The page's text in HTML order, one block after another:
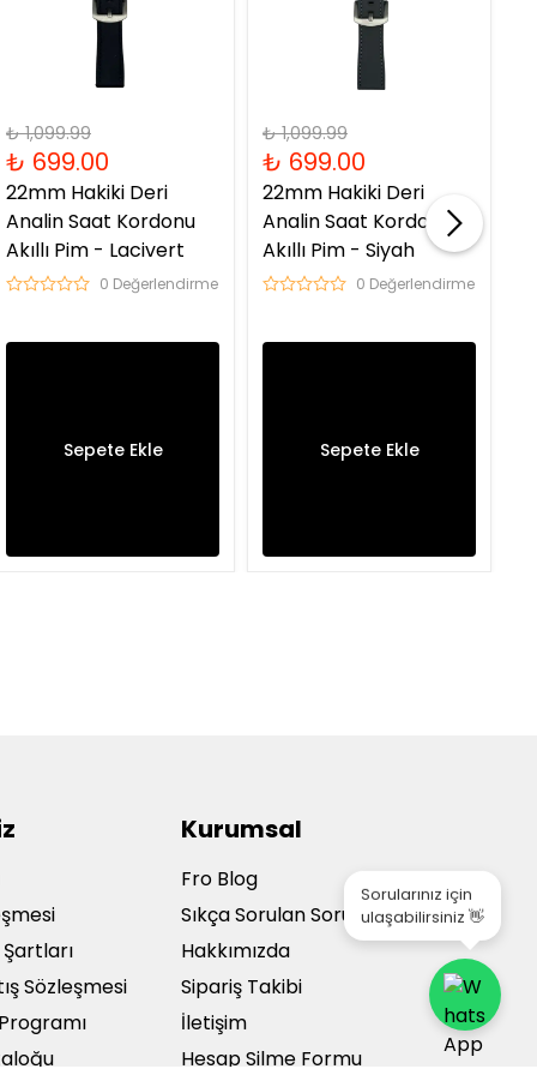
₺ 1,099.99
₺ 699.00
22mm Hakiki Deri
Analin Saat Kordonu
Akıllı Pim - Lacivert
0 Değerlendirme
Sepete Ekle
₺ 1,099.99
₺ 699.00
22mm Hakiki Deri
Analin Saat Kordonu
Akıllı Pim - Siyah
0 Değerlendirme
Sepete Ekle
Sorularınız için
ulaşabilirsiniz 👋
Sözleşmesi
Kurumsal
Fro Blog
Sıkça Sorulan Sorular
Hakkımızda
Sipariş Takibi
İletişim
Hesap Silme Formu